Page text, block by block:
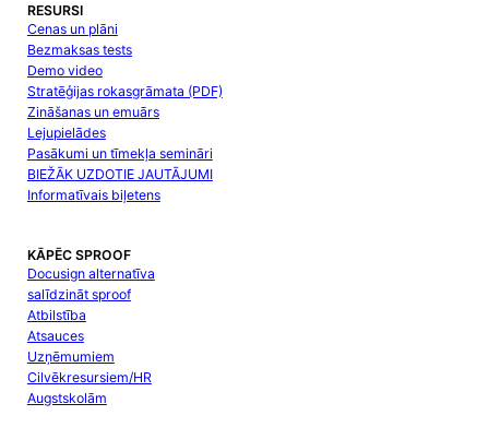
RESURSI
Cenas un plāni
Bezmaksas tests
Demo video
Stratēģijas rokasgrāmata (PDF)
Zināšanas un emuārs
Lejupielādes
Pasākumi un tīmekļa semināri
BIEŽĀK UZDOTIE JAUTĀJUMI
Informatīvais biļetens
KĀPĒC SPROOF
Docusign alternatīva
salīdzināt sproof
Atbilstība
Atsauces
Uzņēmumiem
Cilvēkresursiem/HR
Augstskolām